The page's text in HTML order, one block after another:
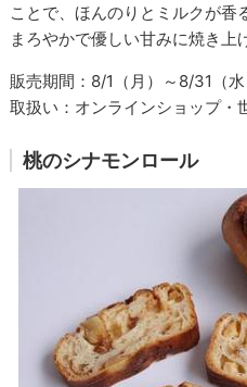
ことで、ほんのりとミルクが香
まろやかで優しい甘みに焼き上
販売期間：8/1（月）～8/31（水
取扱い：オンラインショップ・
桃のシナモンロール